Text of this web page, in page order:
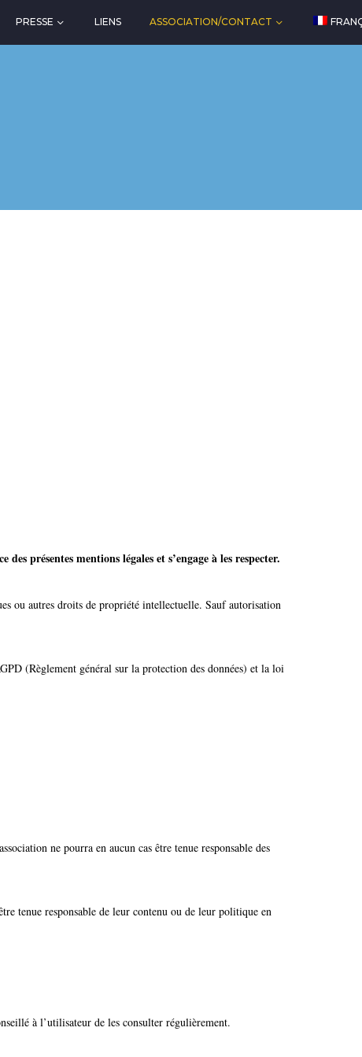
PRESSE LIENS ASSOCIATION/CONTACT
présentes mentions légales et s’engage à les respecter.
ou autres droits de propriété intellectuelle. Sauf autorisation
(Règlement général sur la protection des données) et la loi
ne pourra en aucun cas être tenue responsable des
tenue responsable de leur contenu ou de leur politique en
à l’utilisateur de les consulter régulièrement.